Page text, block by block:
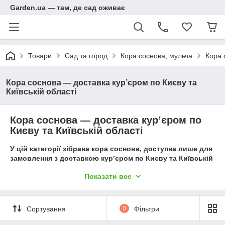
Garden.ua — там, де сад оживає
Товари Сад та город Кора соснова, мульча Кора
Кора соснова — доставка кур’єром по Києву та
Київській області
Кора соснова — доставка кур’єром по
Києву та Київській області
У цій категорії зібрана кора соснова, доступна лише для
замовлення з доставкою кур’єром по Києву та Київській
Інші способи доставки для цих позицій не
відповідними категоріями на сайті:
Показати все
Сортування 0 Фільтри